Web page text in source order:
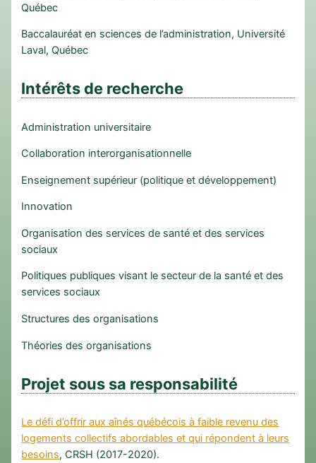
Québec
Baccalauréat en sciences de l’administration, Université
Laval, Québec
Intérêts de recherche
Administration universitaire
Collaboration interorganisationnelle
Enseignement supérieur (politique et développement)
Innovation
Organisation des services de santé et des services
sociaux
Politiques publiques visant le secteur de la santé et des
services sociaux
Structures des organisations
Théories des organisations
Projet sous sa responsabilité
Le défi d’offrir aux aînés québécois à faible revenu des
logements collectifs abordables et qui répondent à leurs
besoins, CRSH (2017-2020).